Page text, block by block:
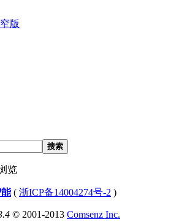
版
搜索
览
( 浙ICP备14004274号-2 )
© 2001-2013 Comsenz Inc.